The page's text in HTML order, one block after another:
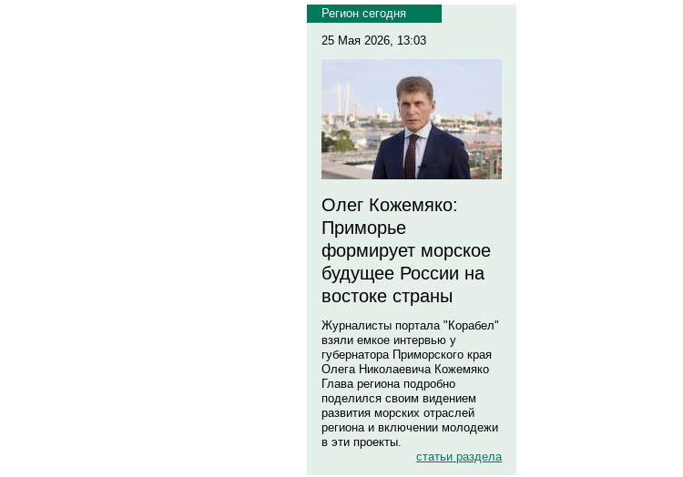
Регион сегодня
25 Мая 2026, 13:03
Олег Кожемяко:
Приморье
формирует морское
будущее России на
востоке страны
Журналисты портала "Корабел"
взяли емкое интервью у
губернатора Приморского края
Олега Николаевича Кожемяко
Глава региона подробно
поделился своим видением
развития морских отраслей
региона и включении молодежи
в эти проекты.
статьи раздела